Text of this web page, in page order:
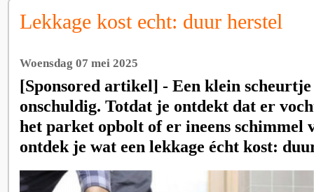
Lekkage kost echt: duur herstel
Woensdag 07 mei 2025
[Sponsored artikel] - Een klein
onschuldig. Totdat je ontdekt dat er
het parket opbolt of er ineens schimmel
ontdek je wat een lekkage écht kost: